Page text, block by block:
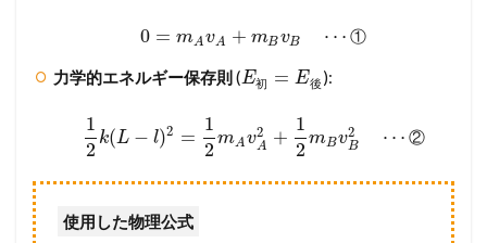
0 = mAvA + mBvB ⋯ ①
力学的エネルギー保存則 (E初 = E後 ):
1
2
k(L − l)2 =
1
2
mAv2
A +
1
2
mBv2
B ⋯ ②
使用した物理公式